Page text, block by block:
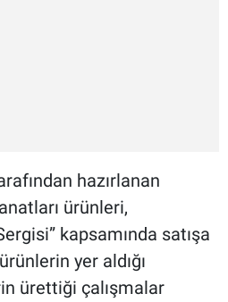
hazırlanan
ürünleri,
kapsamında satışa
yer aldığı
ürettiği çalışmalar